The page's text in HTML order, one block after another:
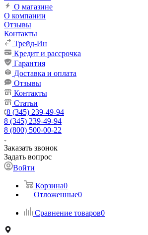
О магазине
О компании
Отзывы
Контакты
Трейд-Ин
Кредит и рассрочка
Гарантия
Доставка и оплата
Отзывы
Контакты
Статьи
8 (345) 239-49-94
8 (345) 239-49-94
8 (800) 500-00-22
Заказать звонок
Задать вопрос
Войти
Корзина0
Отложенные0
Сравнение товаров0